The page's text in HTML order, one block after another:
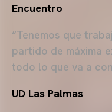
Encuentro
“Tenemos que
partido de máxima
todo lo que va a
UD Las Palmas